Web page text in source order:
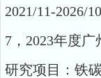
2021/11-2026/
7，2023年度
研究项目：铁